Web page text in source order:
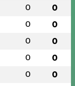
0 0
0 0
0 0
0 0
0 0